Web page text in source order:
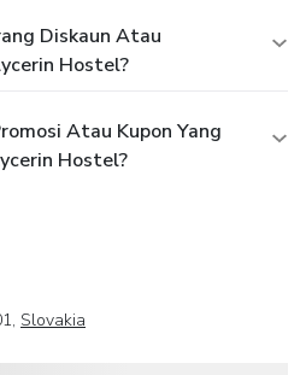
Diskaun Atau
Hostel?
Atau Kupon Yang
Hostel?
Slovakia